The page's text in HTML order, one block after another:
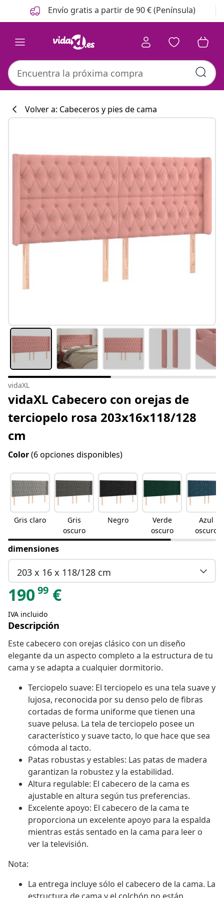
Anterior
Siguiente Envío gratis a partir de 90 € (Península)
#sharemevidaxl
Volver a: Cabeceros y pies de cama
vidaXL
vidaXL Cabecero con orejas de
terciopelo rosa 203x16x118/128
cm
Color(6 opciones disponibles)
Gris claro
Gris
oscuro
Negro
Verde
oscuro
Azul
oscuro
dimensiones
203 x 16 x 118/128 cm
19099 €
IVA incluido
Descripción
Este cabecero con orejas clásico con un diseño
elegante da un aspecto completo a la estructura de tu
cama y se adapta a cualquier dormitorio.
Terciopelo suave: El terciopelo es una tela suave y
lujosa, reconocida por su denso pelo de fibras
cortadas de forma uniforme que tienen una
suave pelusa. La tela de terciopelo posee un
característico y suave tacto, lo que hace que sea
cómoda al tacto.
Patas robustas y estables: Las patas de madera
garantizan la robustez y la estabilidad.
Altura regulable: El cabecero de la cama es
ajustable en altura según tus preferencias.
Excelente apoyo: El cabecero de la cama te
proporciona un excelente apoyo para la espalda
mientras estás sentado en la cama para leer o
ver la televisión.
Nota:
La entrega incluye sólo el cabecero de la cama. La